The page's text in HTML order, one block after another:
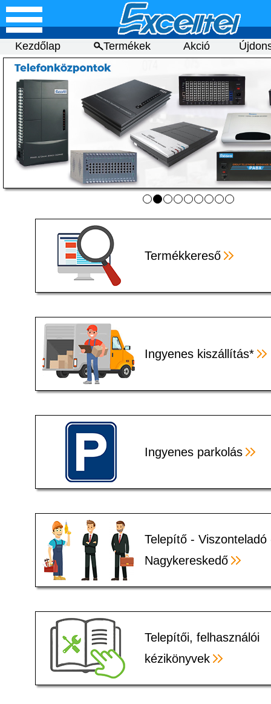
Kezdőlap Termékek Akció
Termékkereső
Ingyenes kiszállítás*
Ingyenes parkolás
Telepítő - Viszonteladó
Nagykereskedő
Telepítői, felhasználói
kézikönyvek